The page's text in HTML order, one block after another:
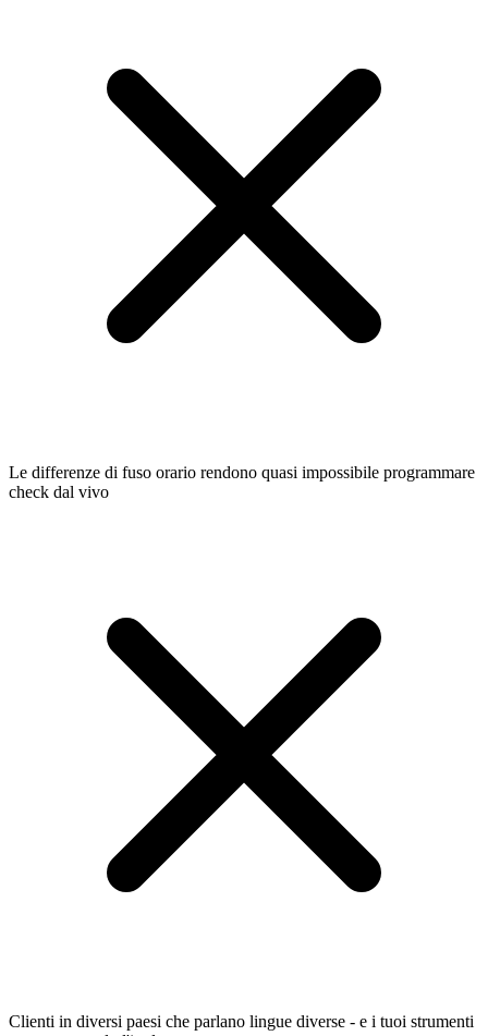
Le differenze di fuso orario rendono quasi impossibile programmare
check dal vivo
Clienti in diversi paesi che parlano lingue diverse - e i tuoi strumenti